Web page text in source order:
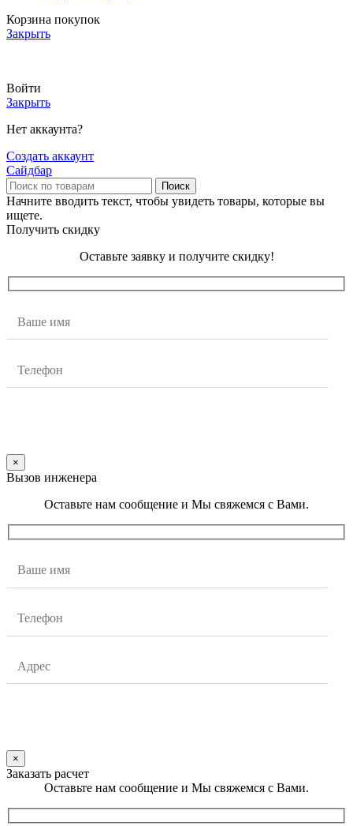
Корзина покупок
Закрыть
Войти
Закрыть
Нет аккаунта?
Создать аккаунт
Сайдбар
Поиск
Начните вводить текст, чтобы увидеть товары, которые вы
ищете.
Получить скидку
Оставьте заявку и получите скидку!
×
Вызов инженера
Оставьте нам сообщение и Мы свяжемся с Вами.
×
Заказать расчет
Оставьте нам сообщение и Мы свяжемся с Вами.